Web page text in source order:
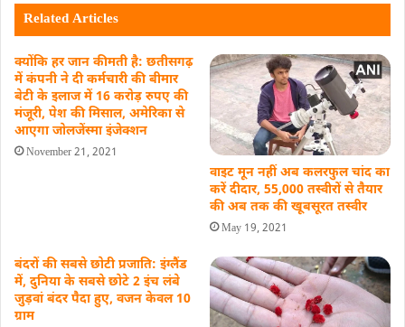
Related Articles
क्योंकि हर जान कीमती है: छतीसगढ़
में कंपनी ने दी कर्मचारी की बीमार
बेटी के इलाज में 16 करोड़ रुपए की
मंजूरी, पेश की मिसाल, अमेरिका से
आएगा जोलजेंस्मा इंजेक्शन
November 21, 2021
वाइट मून नहीं अब कलरफुल चांद का
करें दीदार, 55,000 तस्वीरों से तैयार
की अब तक की खूबसूरत तस्वीर
May 19, 2021
बंदरों की सबसे छोटी प्रजाति: इंग्लैंड
में, दुनिया के सबसे छोटे 2 इंच लंबे
जुड़वां बंदर पैदा हुए, वजन केवल 10
ग्राम